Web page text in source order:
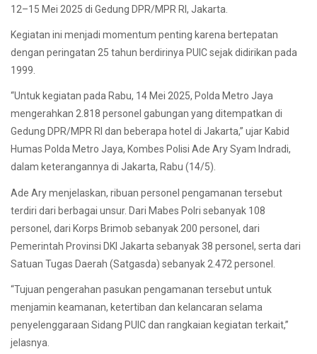
12–15 Mei 2025 di Gedung DPR/MPR RI, Jakarta.
Kegiatan ini menjadi momentum penting karena bertepatan
dengan peringatan 25 tahun berdirinya PUIC sejak didirikan pada
1999.
“Untuk kegiatan pada Rabu, 14 Mei 2025, Polda Metro Jaya
mengerahkan 2.818 personel gabungan yang ditempatkan di
Gedung DPR/MPR RI dan beberapa hotel di Jakarta,” ujar Kabid
Humas Polda Metro Jaya, Kombes Polisi Ade Ary Syam Indradi,
dalam keterangannya di Jakarta, Rabu (14/5).
Ade Ary menjelaskan, ribuan personel pengamanan tersebut
terdiri dari berbagai unsur. Dari Mabes Polri sebanyak 108
personel, dari Korps Brimob sebanyak 200 personel, dari
Pemerintah Provinsi DKI Jakarta sebanyak 38 personel, serta dari
Satuan Tugas Daerah (Satgasda) sebanyak 2.472 personel.
“Tujuan pengerahan pasukan pengamanan tersebut untuk
menjamin keamanan, ketertiban dan kelancaran selama
penyelenggaraan Sidang PUIC dan rangkaian kegiatan terkait,”
jelasnya.